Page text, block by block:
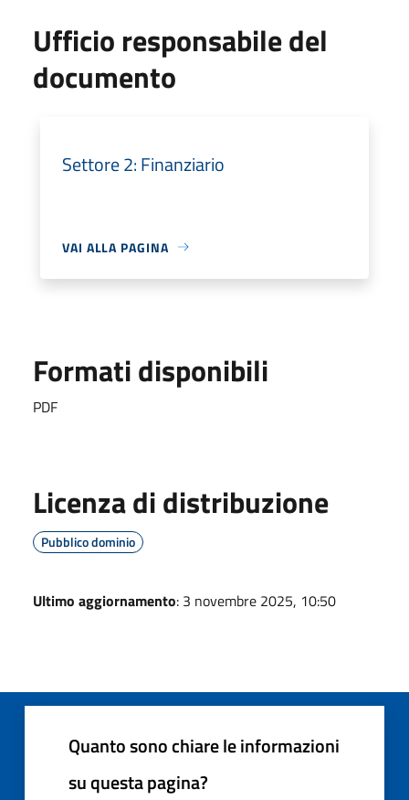
Ufficio responsabile del
documento
Settore 2: Finanziario
VAI ALLA PAGINA
Formati disponibili
PDF
Licenza di distribuzione
Pubblico dominio
Ultimo aggiornamento: 3 novembre 2025, 10:50
Quanto sono chiare le informazioni
su questa pagina?